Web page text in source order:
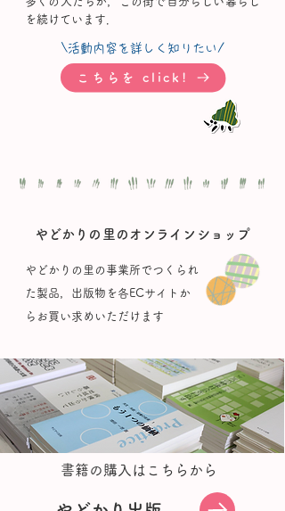
を続けています．
\活動内容を詳しく知りたい/
こちらを click!
やどかりの里のオンラインショップ
やどかりの里の事業所でつくられ
た製品，出版物を各ECサイトか
らお買い求めいただけます
書籍の購入はこちらから